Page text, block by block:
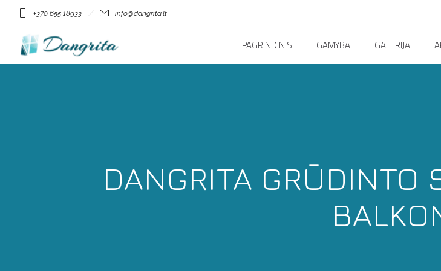
+370 655 18933 info@dangrita.lt
PAGRINDINIS GAMYBA GALERIJA
DANGRITA GRŪDINTO